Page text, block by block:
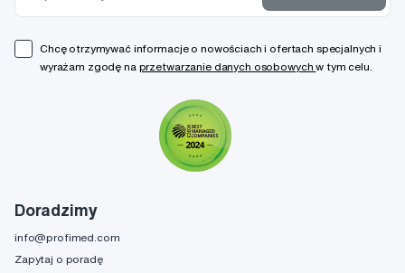
Doradzimy
info@profimed.com
Zapytaj o poradę
Chcę otrzymywać informacje o nowościach i ofertach specjalnych i
wyrażam zgodę na przetwarzanie danych osobowychw tym celu.